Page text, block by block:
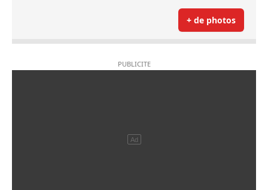
+ de photos